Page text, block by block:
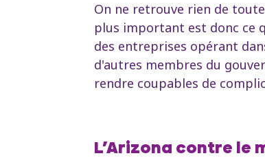
On ne retrouve rien de
plus important est donc ce
des entreprises opérant
d'autres membres du
rendre coupables de
L’Arizona contre le